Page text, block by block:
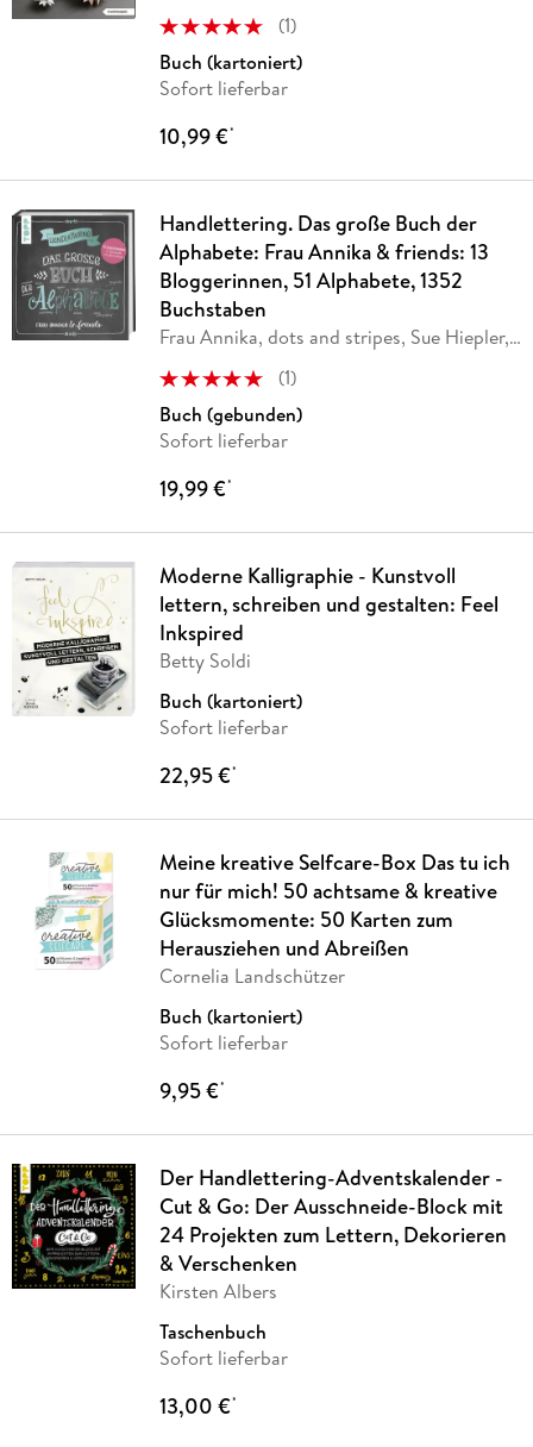
(1)
Buch (kartoniert)
Sofort lieferbar
10,99 €*
Handlettering. Das große Buch der
Alphabete: Frau Annika & friends: 13
Bloggerinnen, 51 Alphabete, 1352
Buchstaben
Frau Annika, dots and stripes, Sue Hiepler,…
(1)
Buch (gebunden)
Sofort lieferbar
19,99 €*
Moderne Kalligraphie - Kunstvoll
lettern, schreiben und gestalten: Feel
Inkspired
Betty Soldi
Buch (kartoniert)
Sofort lieferbar
22,95 €*
Meine kreative Selfcare-Box Das tu ich
nur für mich! 50 achtsame & kreative
Glücksmomente: 50 Karten zum
Herausziehen und Abreißen
Cornelia Landschützer
Buch (kartoniert)
Sofort lieferbar
9,95 €*
Der Handlettering-Adventskalender -
Cut & Go: Der Ausschneide-Block mit
24 Projekten zum Lettern, Dekorieren
& Verschenken
Kirsten Albers
Taschenbuch
Sofort lieferbar
13,00 €*